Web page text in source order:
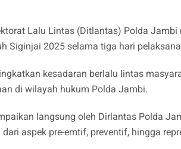
Lalu Lintas (Ditlantas) Polda
Siginjai 2025 selama tiga hari
kesadaran berlalu lintas
di wilayah hukum Polda Jambi.
langsung oleh Dirlantas Polda
aspek pre-emtif, preventif, hingga